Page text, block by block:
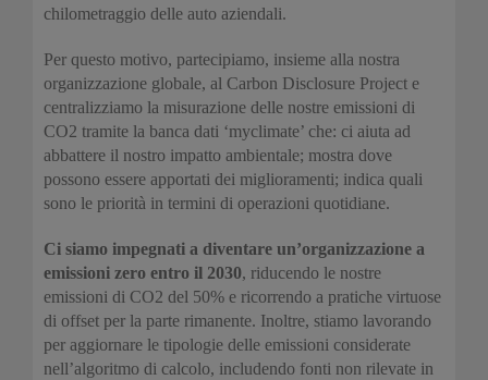
chilometraggio delle auto aziendali.
Per questo motivo, partecipiamo, insieme alla nostra
organizzazione globale, al Carbon Disclosure Project e
centralizziamo la misurazione delle nostre emissioni di
CO2 tramite la banca dati ‘myclimate’ che: ci aiuta ad
abbattere il nostro impatto ambientale; mostra dove
possono essere apportati dei miglioramenti; indica quali
sono le priorità in termini di operazioni quotidiane.
Ci siamo impegnati a diventare un’organizzazione a
emissioni zero entro il 2030, riducendo le nostre
emissioni di CO2 del 50% e ricorrendo a pratiche virtuose
di offset per la parte rimanente. Inoltre, stiamo lavorando
per aggiornare le tipologie delle emissioni considerate
nell’algoritmo di calcolo, includendo fonti non rilevate in